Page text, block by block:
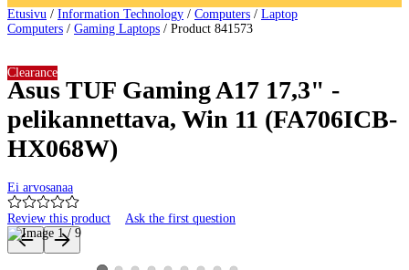
Etusivu / Information Technology / Computers / Laptop
Computers / Gaming Laptops / Product 841573
Asus TUF Gaming A17 17,3" -
pelikannettava, Win 11 (FA706ICB-
HX068W)
Ei arvosanaa
Review this product Ask the first question
Clearance
Product images and videos